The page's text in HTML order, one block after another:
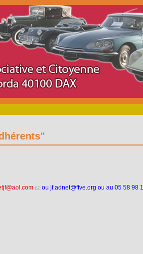
ou jf.adnet@ffve.org ou au 05 58 98